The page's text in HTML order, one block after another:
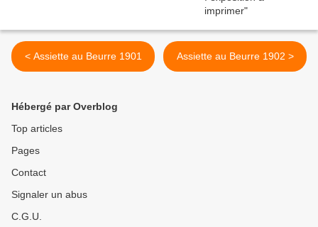
< Assiette au Beurre 1901 Assiette au Beurre 1902 >
Hébergé par Overblog
Top articles
Pages
Contact
Signaler un abus
C.G.U.